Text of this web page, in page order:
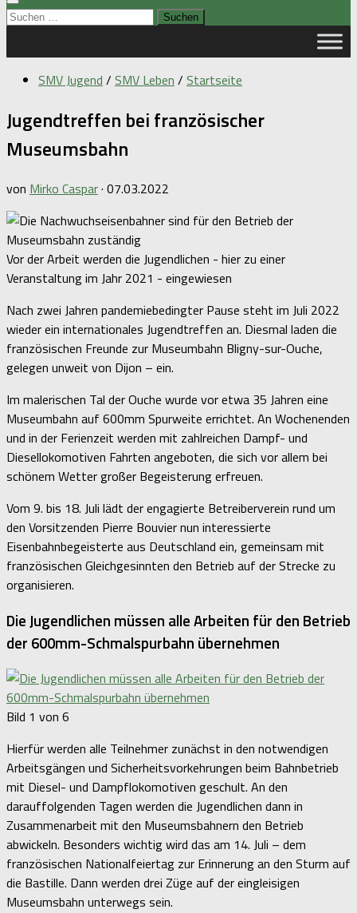
Suchen
SMV Jugend / SMV Leben / Startseite
Jugendtreffen bei französischer
Museumsbahn
von Mirko Caspar· 07.03.2022
Vor der Arbeit werden die Jugendlichen - hier zu einer
Veranstaltung im Jahr 2021 - eingewiesen
Nach zwei Jahren pandemiebedingter Pause steht im Juli 2022
wieder ein internationales Jugendtreffen an. Diesmal laden die
französischen Freunde zur Museumbahn Bligny-sur-Ouche,
gelegen unweit von Dijon – ein.
Im malerischen Tal der Ouche wurde vor etwa 35 Jahren eine
Museumbahn auf 600mm Spurweite errichtet. An Wochenenden
und in der Ferienzeit werden mit zahlreichen Dampf- und
Diesellokomotiven Fahrten angeboten, die sich vor allem bei
schönem Wetter großer Begeisterung erfreuen.
Vom 9. bis 18. Juli lädt der engagierte Betreiberverein rund um
den Vorsitzenden Pierre Bouvier nun interessierte
Eisenbahnbegeisterte aus Deutschland ein, gemeinsam mit
französischen Gleichgesinnten den Betrieb auf der Strecke zu
organisieren.
Die Jugendlichen müssen alle Arbeiten für den Betrieb
der 600mm-Schmalspurbahn übernehmen
Bild 1 von 6
Hierfür werden alle Teilnehmer zunächst in den notwendigen
Arbeitsgängen und Sicherheitsvorkehrungen beim Bahnbetrieb
mit Diesel- und Dampflokomotiven geschult. An den
darauffolgenden Tagen werden die Jugendlichen dann in
Zusammenarbeit mit den Museumsbahnern den Betrieb
abwickeln. Besonders wichtig wird das am 14. Juli – dem
französischen Nationalfeiertag zur Erinnerung an den Sturm auf
die Bastille. Dann werden drei Züge auf der eingleisigen
Museumsbahn unterwegs sein.